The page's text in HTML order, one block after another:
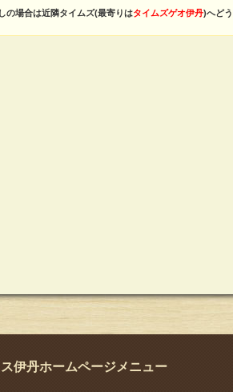
の場合は近隣タイムズ(最寄りはタイムズゲオ伊丹)へど
伊丹ホームページメニュー